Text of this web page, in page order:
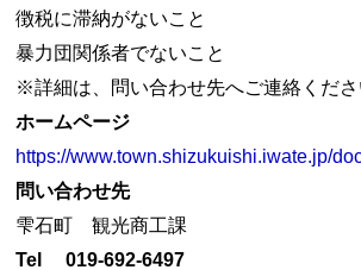
徴税に滞納がないこと
暴力団関係者でないこと
※詳細は、問い合わせ先へご連絡くださ
ホームページ
https://www.town.shizukuishi.iwate.jp/
問い合わせ先
雫石町 観光商工課
Tel
019-692-6497